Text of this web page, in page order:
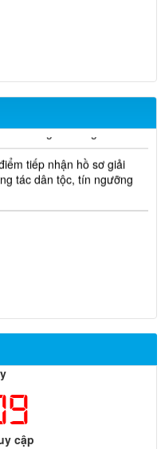
hành nghề đấu giá tài sản
hành nghề đấu giá tài sản
tiếp nhận hồ sơ giải
tác dân tộc, tín ngưỡng
cập